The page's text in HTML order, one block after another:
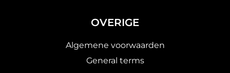
OVERIGE
Algemene voorwaarden
General terms